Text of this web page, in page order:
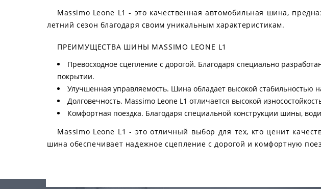
Massimo Leone L1 - это качественная автомобильная шина,
летний сезон благодаря своим уникальным характеристикам.
ПРЕИМУЩЕСТВА ШИНЫ MASSIMO LEONE L1
Превосходное сцепление с дорогой. Благодаря специально
покрытии.
Улучшенная управляемость. Шина обладает высокой стабильностью
Долговечность. Massimo Leone L1 отличается высокой
Комфортная поездка. Благодаря специальной конструкции шины,
Massimo Leone L1 - это отличный выбор для тех, кто ценит
шина обеспечивает надежное сцепление с дорогой и комфортную